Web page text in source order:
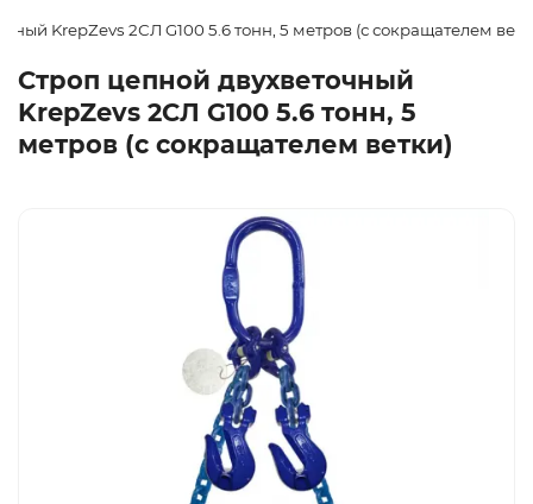
KrepZevs 2СЛ G100 5.6 тонн, 5 метров (с сокращателем
Строп цепной двухветочный
KrepZevs 2СЛ G100 5.6 тонн, 5
метров (с сокращателем ветки)